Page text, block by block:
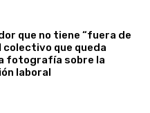
que no tiene “fuera de
colectivo que queda
fotografía sobre la
laboral